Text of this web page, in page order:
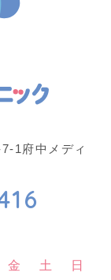
1府中メディ
金 土 日